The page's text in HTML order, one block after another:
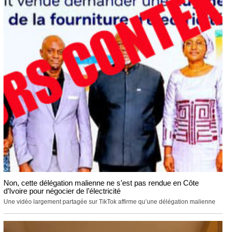
Non, cette délégation malienne ne s’est pas rendue en Côte
d’Ivoire pour négocier de l’électricité
Une vidéo largement partagée sur TikTok affirme qu’une délégation malienne